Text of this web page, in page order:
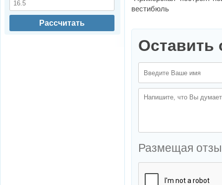
вестибюль
Оставить
Размещая
Рассчитать